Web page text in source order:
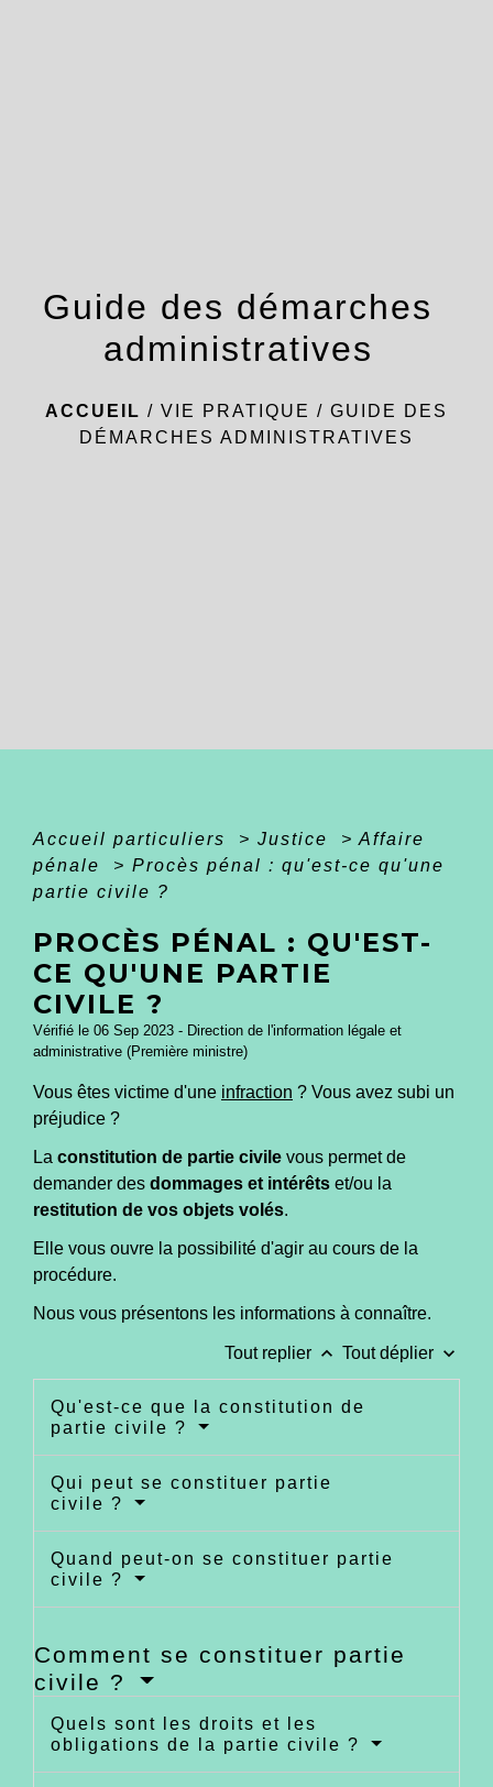
Guide des démarches
administratives
ACCUEIL / VIE PRATIQUE / GUIDE DES
DÉMARCHES ADMINISTRATIVES
Accueil particuliers > Justice > Affaire
pénale
> Procès pénal : qu'est-ce qu'une
partie civile ?
PROCÈS PÉNAL : QU'EST-
CE QU'UNE PARTIE
CIVILE ?
Vérifié le 06 Sep 2023 - Direction de l'information légale et
administrative (Première ministre)
Vous êtes victime d'une infraction ? Vous avez subi un
préjudice ?
La constitution de partie civile vous permet de
demander des dommages et intérêts et/ou la
restitution de vos objets volés.
Elle vous ouvre la possibilité d'agir au cours de la
procédure.
Nous vous présentons les informations à connaître.
Tout replier keyboard_arrow_up Tout déplier keyboard_arrow_down
Qu'est-ce que la constitution de
partie civile ?
Qui peut se constituer partie
civile ?
Quand peut-on se constituer partie
civile ?
Comment se constituer partie
civile ?
Quels sont les droits et les
obligations de la partie civile ?